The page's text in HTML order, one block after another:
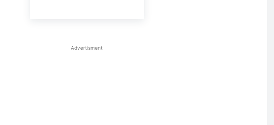
Advertisment